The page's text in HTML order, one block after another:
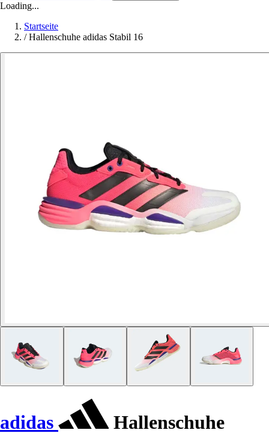
Loading...
Startseite
/ Hallenschuhe adidas Stabil 16
adidas
Hallenschuhe